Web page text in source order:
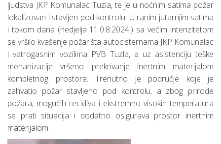
ljudstva JKP Komunalac Tuzla, te je u noćnim satima požar
lokalizovan i stavljen pod kontrolu. U ranim jutarnjim satima
i tokom dana (nedjelja 11.0.8.2024.) sa većim intenzitetom
se vršilo kvašenje požarišta autocisternama JKP Komunalac
i vatrogasnim vozilima PVB Tuzla, a uz asistenciju teške
mehanizacije vršeno prekrivanje inertnim materijalom
kompletnog prostora. Trenutno je područje koje je
zahvatio požar stavljeno pod kontrolu, a zbog prirode
požara, mogućih recidiva i ekstremno visokih temperatura
se prati situacija i dodatno osigurava prostor inertnim
materijalom.